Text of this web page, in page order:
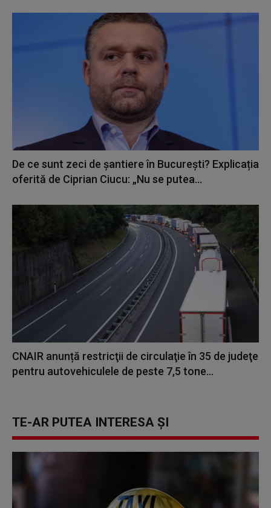
De ce sunt zeci de șantiere în București? Explicația
oferită de Ciprian Ciucu: „Nu se putea...
CNAIR anunță restricţii de circulaţie în 35 de judeţe
pentru autovehiculele de peste 7,5 tone...
TE-AR PUTEA INTERESA ȘI